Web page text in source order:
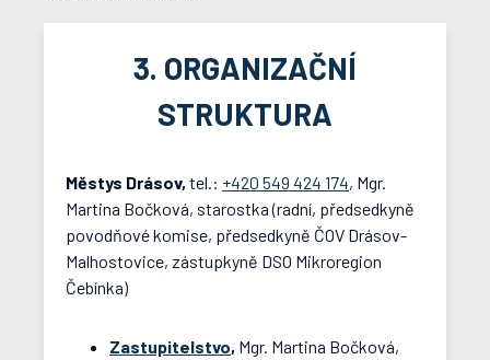
3. ORGANIZAČNÍ
STRUKTURA
Městys Drásov, tel.: +420 549 424 174, Mgr.
Martina Bočková, starostka (radní, předsedkyně
povodňové komise, předsedkyně ČOV Drásov-
Malhostovice, zástupkyně DSO Mikroregion
Čebínka)
Zastupitelstvo, Mgr. Martina Bočková,